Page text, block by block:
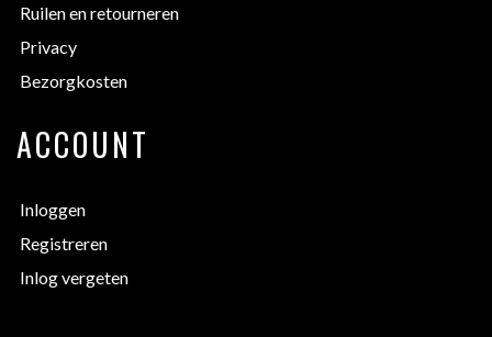
Ruilen en retourneren
Privacy
Bezorgkosten
ACCOUNT
Inloggen
Registreren
Inlog vergeten